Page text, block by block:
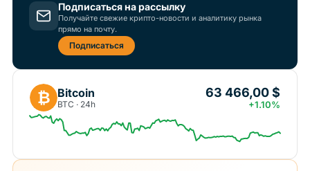
Подписаться на рассылку
Получайте свежие крипто-новости и аналитику рынка
прямо на почту.
Подписаться
₿ Bitcoin
BTC · 24h
63 466,00 $
+1.10%